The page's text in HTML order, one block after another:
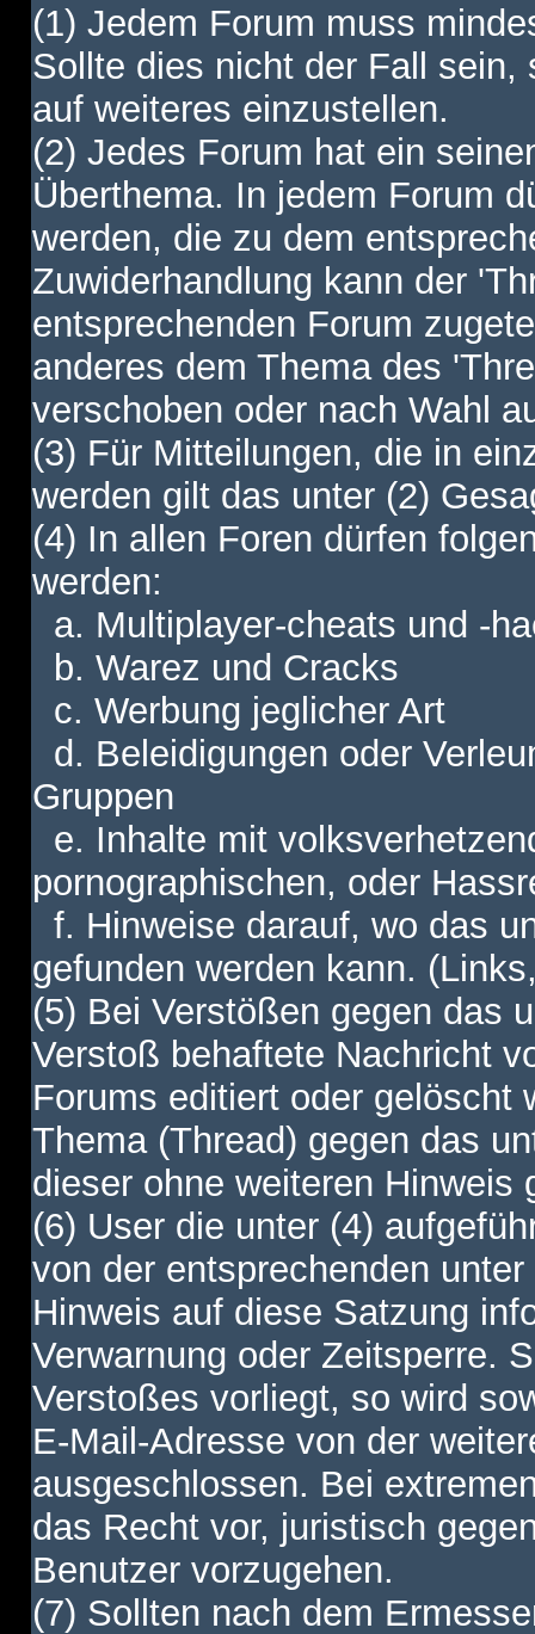
(1) Jedem Forum muss
Sollte dies nicht der Fall
auf weiteres einzustellen.
(2) Jedes Forum hat ein
Überthema. In jedem Forum
werden, die zu dem
Zuwiderhandlung kann der
entsprechenden Forum
anderes dem Thema des
verschoben oder nach Wahl
(3) Für Mitteilungen, die in
werden gilt das unter (2)
(4) In allen Foren dürfen
werden:
a. Multiplayer-cheats und -
b. Warez und Cracks
c. Werbung jeglicher Art
d. Beleidigungen oder
Gruppen
e. Inhalte mit
pornographischen, oder
f. Hinweise darauf, wo das
gefunden werden kann.
(5) Bei Verstößen gegen das
Verstoß behaftete Nachricht
Forums editiert oder gelöscht
Thema (Thread) gegen das
dieser ohne weiteren Hinweis
(6) User die unter (4)
von der entsprechenden
Hinweis auf diese Satzung
Verwarnung oder Zeitsperre.
Verstoßes vorliegt, so wird
E-Mail-Adresse von der
ausgeschlossen. Bei
das Recht vor, juristisch
Benutzer vorzugehen.
(7) Sollten nach dem